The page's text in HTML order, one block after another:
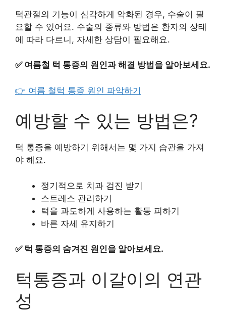
턱관절의 기능이 심각하게 악화된 경우, 수술이 필
요할 수 있어요. 수술의 종류와 방법은 환자의 상태
에 따라 다르니, 자세한 상담이 필요해요.
✅ 여름철 턱 통증의 원인과 해결 방법을 알아보세요.
👉 여름 철턱 통증 원인 파악하기
예방할 수 있는 방법은?
턱 통증을 예방하기 위해서는 몇 가지 습관을 가져
야 해요.
정기적으로 치과 검진 받기
스트레스 관리하기
턱을 과도하게 사용하는 활동 피하기
바른 자세 유지하기
✅ 턱 통증의 숨겨진 원인을 알아보세요.
턱통증과 이갈이의 연관
성